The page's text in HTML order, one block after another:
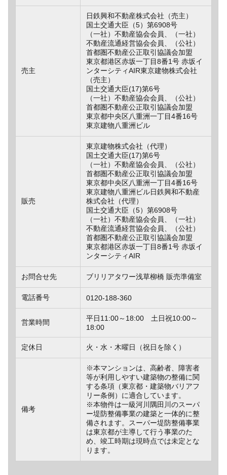
売主
日鉄興和不動産株式会社（売主）
国土交通大臣（5）第6908号
（一社）不動産協会会員、（一社）
不動産流通経営協会会員、（公社）
首都圏不動産公正取引協議会加盟
東京都港区赤坂一丁目8番1号 赤坂イ
ンターシティAIR東京建物株式会社
（売主）
国土交通大臣(17)第6号
（一社）不動産協会会員、（公社）
首都圏不動産公正取引協議会加盟
東京都中央区八重洲一丁目4番16号
東京建物八重洲ビル
販売
東京建物株式会社（代理）
国土交通大臣(17)第6号
（一社）不動産協会会員、（公社）
首都圏不動産公正取引協議会加盟
東京都中央区八重洲一丁目4番16号
東京建物八重洲ビル日鉄興和不動産
株式会社（代理）
国土交通大臣（5）第6908号
（一社）不動産協会会員、（一社）
不動産流通経営協会会員、（公社）
首都圏不動産公正取引協議会加盟
東京都港区赤坂一丁目8番1号 赤坂イ
ンターシティAIR
お問合せ先 ブリリアタワー浅草柳橋 販売準備室
電話番号 0120-188-360
営業時間
平日11:00～18:00 土日祝10:00～
18:00
定休日 火・水・木曜日（祝日を除く）
備考
※本マンションは、高齢者、障害者
等が利用しやすい建築物の整備に関
する条項（東京都・建築物バリアフ
リー条例）に適合しています。
※本物件は一級河川隅田川のスーパ
ー堤防整備事業の建築と一体的に整
備されます。スーパー堤防整備事業
は東京都が主導して行う事業のた
め、竣工時期は現時点では未定とな
ります。